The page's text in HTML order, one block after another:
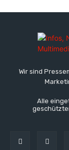
Wir sind
Alle